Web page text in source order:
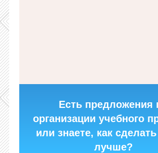
Есть предложения
организации учебного
или знаете, как
лучше?